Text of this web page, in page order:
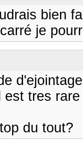
bien
je
tres
du tout?